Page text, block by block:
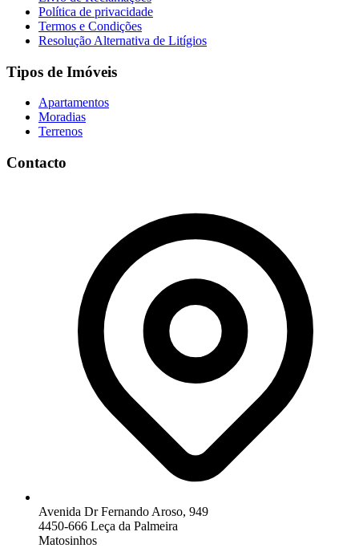
Política de privacidade
Termos e Condições
Resolução Alternativa de Litígios
Tipos de Imóveis
Apartamentos
Moradias
Terrenos
Contacto
Avenida Dr Fernando Aroso, 949
4450-666 Leça da Palmeira
Matosinhos